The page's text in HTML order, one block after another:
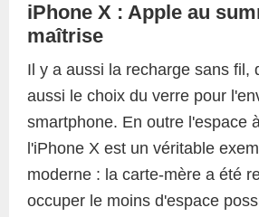
iPhone X : Apple au
maîtrise
Il y a aussi la recharge sans fil,
aussi le choix du verre pour
smartphone. En outre l'espace
l'iPhone X est un véritable
moderne : la carte-mère a été
occuper le moins d'espace